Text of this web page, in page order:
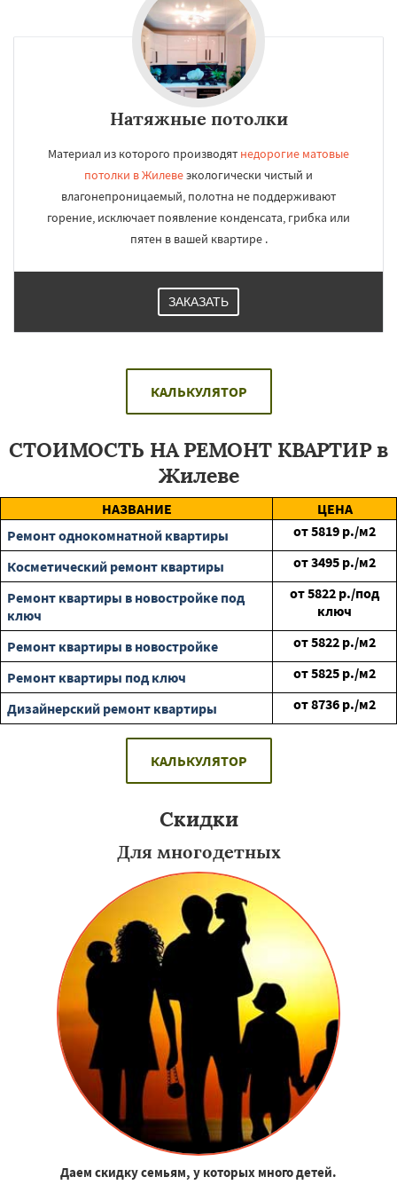
Натяжные потолки
Материал из которого производят недорогие матовые
потолки в Жилевеэкологически чистый и
влагонепроницаемый, полотна не поддерживают
горение, исключает появление конденсата, грибка или
пятен в вашей квартире .
ЗАКАЗАТЬ
КАЛЬКУЛЯТОР
СТОИМОСТЬ НА РЕМОНТ КВАРТИР в
Жилеве
НАЗВАНИЕ
ЦЕНА
Ремонт однокомнатной квартиры
от5819 р./м2
Косметический ремонт квартиры
от3495 р./м2
Ремонт квартиры в новостройке под
ключ
от5822 р./под
ключ
Ремонт квартиры в новостройке
от5822 р./м2
Ремонт квартиры под ключ
от5825 р./м2
Дизайнерский ремонт квартиры
от8736 р./м2
КАЛЬКУЛЯТОР
Скидки
Для многодетных
Даем скидку семьям, у которых много детей.